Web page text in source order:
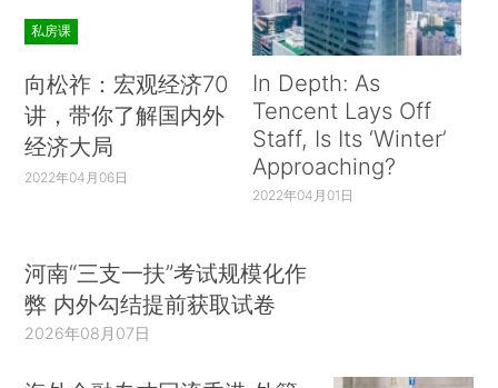
私房课
向松祚：宏观经济70
讲，带你了解国内外
经济大局
2022年04月06日
In Depth: As
Tencent Lays Off
Staff, Is Its ‘Winter’
Approaching?
2022年04月01日
河南“三支一扶”考试规模化作
弊 内外勾结提前获取试卷
2026年08月07日